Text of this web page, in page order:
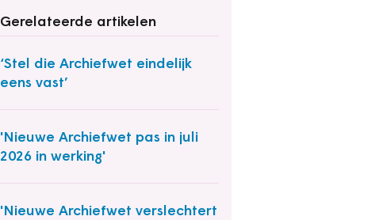
Gerelateerde artikelen
‘Stel die Archiefwet eindelijk
eens vast’
'Nieuwe Archiefwet pas in juli
2026 in werking'
'Nieuwe Archiefwet verslechtert